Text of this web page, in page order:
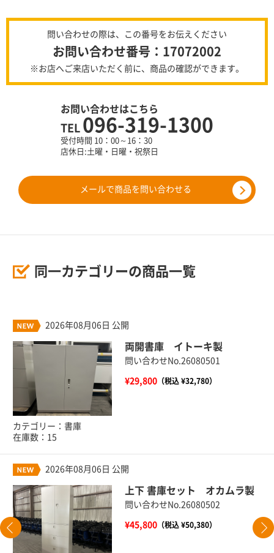
問い合わせの際は、この番号をお伝えください
お問い合わせ番号：17072002
※お店へご来店いただく前に、商品の確認ができます。
お問い合わせはこちら
TEL 096-319-1300
受付時間 10：00～16：30
店休日:土曜・日曜・祝祭日
メールで商品を問い合わせる
同一カテゴリーの商品一覧
2026年08月06日 公開
両開書庫 イトーキ製
問い合わせNo.26080501
¥29,800（税込 ¥32,780）
カテゴリー：書庫
在庫数：15
2026年08月06日 公開
上下 書庫セット オカムラ製
問い合わせNo.26080502
¥45,800（税込 ¥50,380）